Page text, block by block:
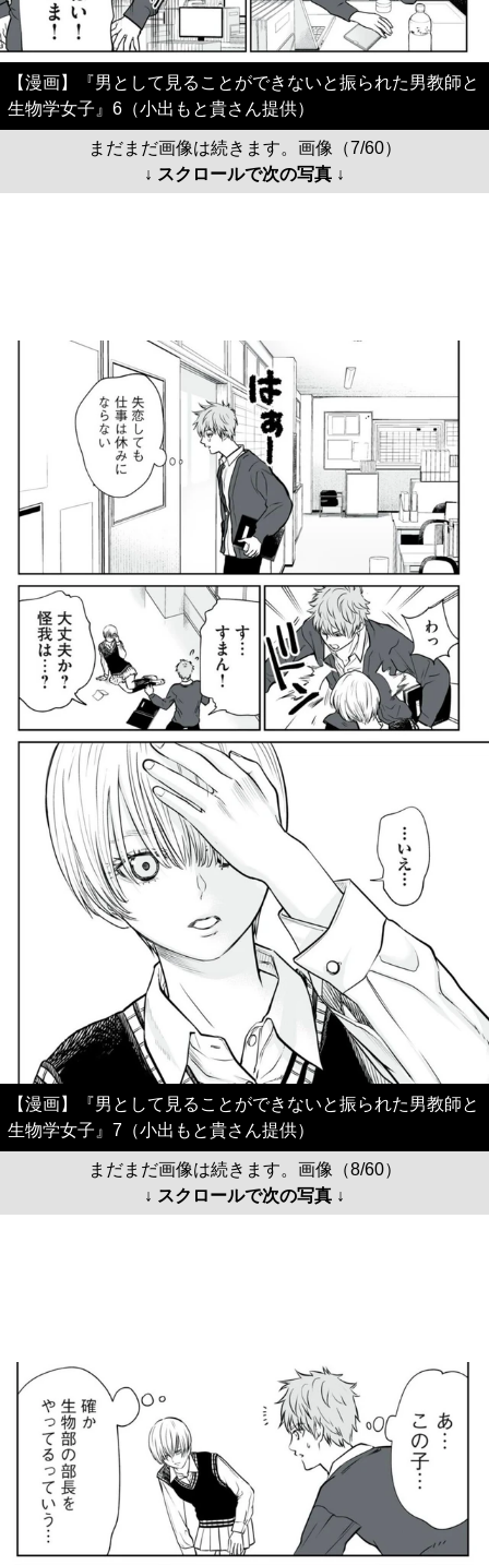
【漫画】『男として見ることができないと振られた男教師と
生物学女子』6（小出もと貴さん提供）
まだまだ画像は続きます。画像（7/60）
↓ スクロールで次の写真 ↓
【漫画】『男として見ることができないと振られた男教師と
生物学女子』7（小出もと貴さん提供）
まだまだ画像は続きます。画像（8/60）
↓ スクロールで次の写真 ↓